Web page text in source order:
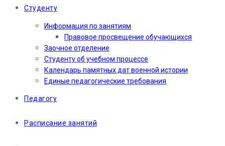
Студенту
Информация по занятиям
Правовое просвещение обучающихся
Заочное отделение
Студенту об учебном процессе
Календарь памятных дат военной истории
Единые педагогические требования
Педагогу
Расписание занятий